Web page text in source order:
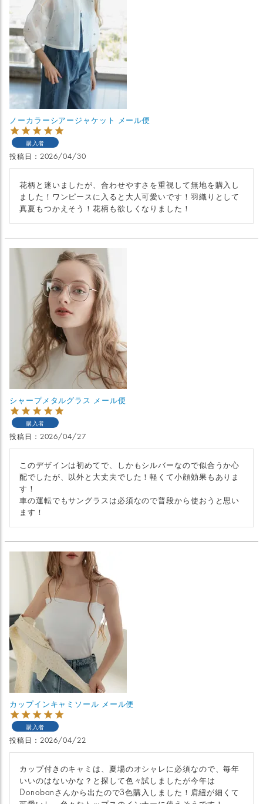
ノーカラーシアージャケット メール便
購入者
投稿日 2026/04/30
花柄と迷いましたが、合わせやすさを重視して無地を購入し
ました！ワンピースに入ると大人可愛いです！羽織りとして
真夏もつかえそう！花柄も欲しくなりました！
シャープメタルグラス メール便
購入者
投稿日 2026/04/27
このデザインは初めてで、しかもシルバーなので似合うか心
配でしたが、以外と大丈夫でした！軽くて小顔効果もありま
す！
車の運転でもサングラスは必須なので普段から使おうと思い
ます！
カップインキャミソール メール便
購入者
投稿日 2026/04/22
カップ付きのキャミは、夏場のオシャレに必須なので、毎年
いいのはないかな？と探して色々試しましたが今年は
Donobanさんから出たので3色購入しました！肩紐が細くて